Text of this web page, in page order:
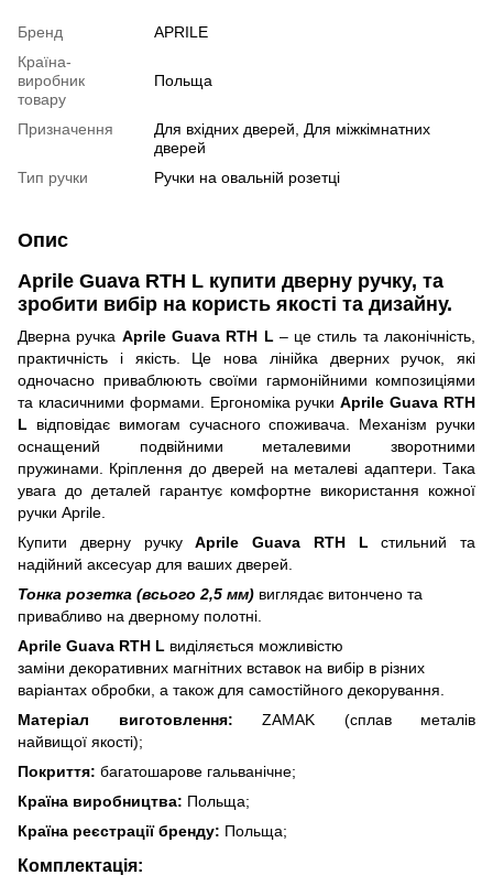
Бренд
APRILE
Країна-
виробник
товару
Польща
Призначення
Для вхідних дверей, Для міжкімнатних
дверей
Тип ручки
Ручки на овальній розетці
Опис
Aprile Guava RTH L купити дверну ручку, та
зробити вибір на користь якості та дизайну.
Дверна ручка Aprile Guava RTH L– це стиль та лаконічність,
практичність і якість. Це нова
лінійка дверних ручок, які
одночасно приваблюють своїми гармонійними композиціями
та класичними формами. Ергономіка ручкиAprile Guava RTH
L відповідає вимогам сучасного споживача. Механізм ручки
оснащений подвійними металевими зворотними
пружинами. Кріплення до дверей на металеві адаптери. Така
увага до деталей гарантує комфортне використання кожної
ручки Aprile.
Купити дверну ручкуAprile Guava RTH Lстильний та
надійний аксесуар для ваших дверей.
Тонка розетка (всього 2,5 мм) виглядає витончено та
привабливо на дверному полотні.
Aprile Guava RTH L виділяється можливістю
заміни декоративних магнітних вставок на вибір в різних
варіантах обробки, а також для самостійного декорування.
Матеріал виготовлення: ZAMAK (сплав металів
найвищої якості);
Покриття: багатошарове гальванічне;
Країна виробництва: Польща;
Країна реєстрації бренду: Польща;
Комплектація: